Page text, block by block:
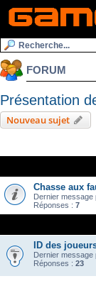
FORUM
Présentation
Nouveau sujet
Chasse aux
Dernier message
Réponses : 7
ID des
Dernier message
Réponses : 23